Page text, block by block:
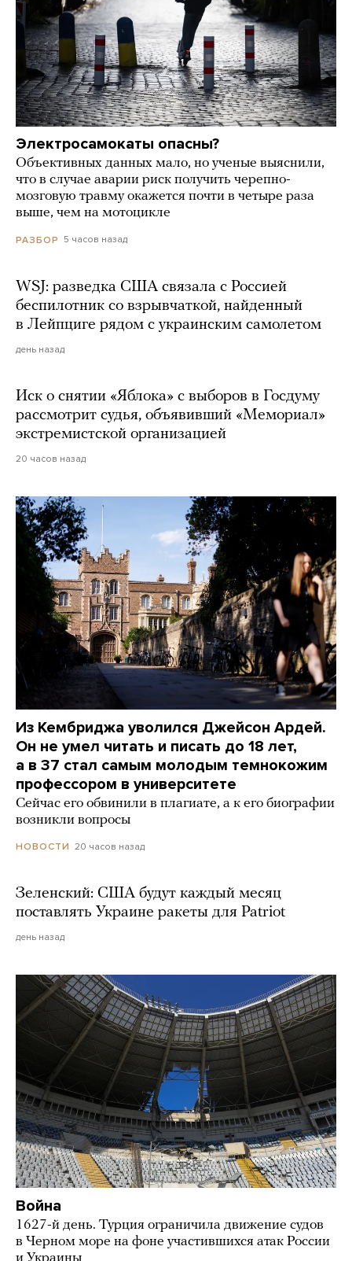
Электросамокаты опасны?
Объективных данных мало, но ученые выяснили,
что в случае аварии риск получить черепно-
мозговую травму окажется почти в четыре раза
выше, чем на мотоцикле
РАЗБОР 5 часов назад
WSJ: разведка США связала с Россией
беспилотник со взрывчаткой, найденный
в Лейпциге рядом с украинским самолетом
день назад
Иск о снятии «Яблока» с выборов в Госдуму
рассмотрит судья, объявивший «Мемориал»
экстремистской организацией
20 часов назад
Из Кембриджа уволился Джейсон Ардей.
Он не умел читать и писать до 18 лет,
а в 37 стал самым молодым темнокожим
профессором в университете
Сейчас его обвинили в плагиате, а к его биографии
возникли вопросы
НОВОСТИ 20 часов назад
Зеленский: США будут каждый месяц
поставлять Украине ракеты для Patriot
день назад
Война
1627-й день. Турция ограничила движение судов
в Черном море на фоне участившихся атак России
и Украины